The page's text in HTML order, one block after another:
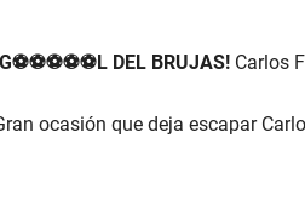
DEL BRUJAS! Carlos
ocasión que deja escapar